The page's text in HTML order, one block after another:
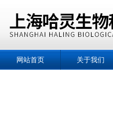
网站首页 关于我们